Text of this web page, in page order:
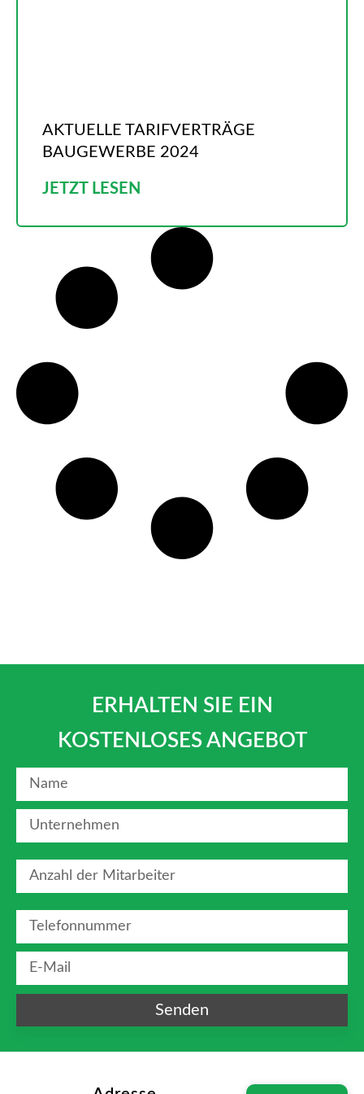
AKTUELLE TARIFVERTRÄGE
BAUGEWERBE 2024
JETZT LESEN
ERHALTEN SIE EIN
KOSTENLOSES ANGEBOT
Senden